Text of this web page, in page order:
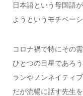
日本語という母国語
ようというモチベー
コロナ禍で特にその
ひとつの目星であろ
ランやノンネイティ
だが流暢に話す先生